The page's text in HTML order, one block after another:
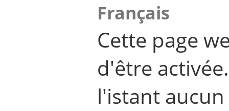
Français
Cette page
d'être
l'istant